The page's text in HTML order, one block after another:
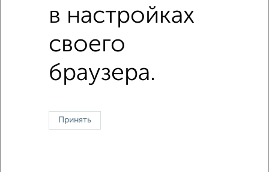
3‑комнатные
Без посредников
На длительный срок На сутки
Контакты
Политика конфиденциальности
Пользовательское соглашение
Сергиев Посад, проспект Красной Армии 171
Застройщики
в настройках
своего
браузера.
Принять